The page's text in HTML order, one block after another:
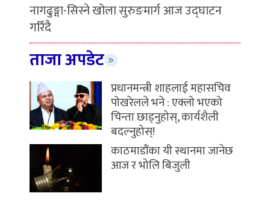
नागढुङ्गा-सिस्ने खोला सुरुङमार्ग आज उद्घाटन
गरिँदै
ताजा अपडेट
प्रधानमन्त्री शाहलाई महासचिव
पोखरेलले भने : एक्लो भएको
चिन्ता छाड्नुहोस्, कार्यशैली
बदल्नुहोस्!
काठमाडौंका यी स्थानमा जानेछ
आज र भोलि बिजुली